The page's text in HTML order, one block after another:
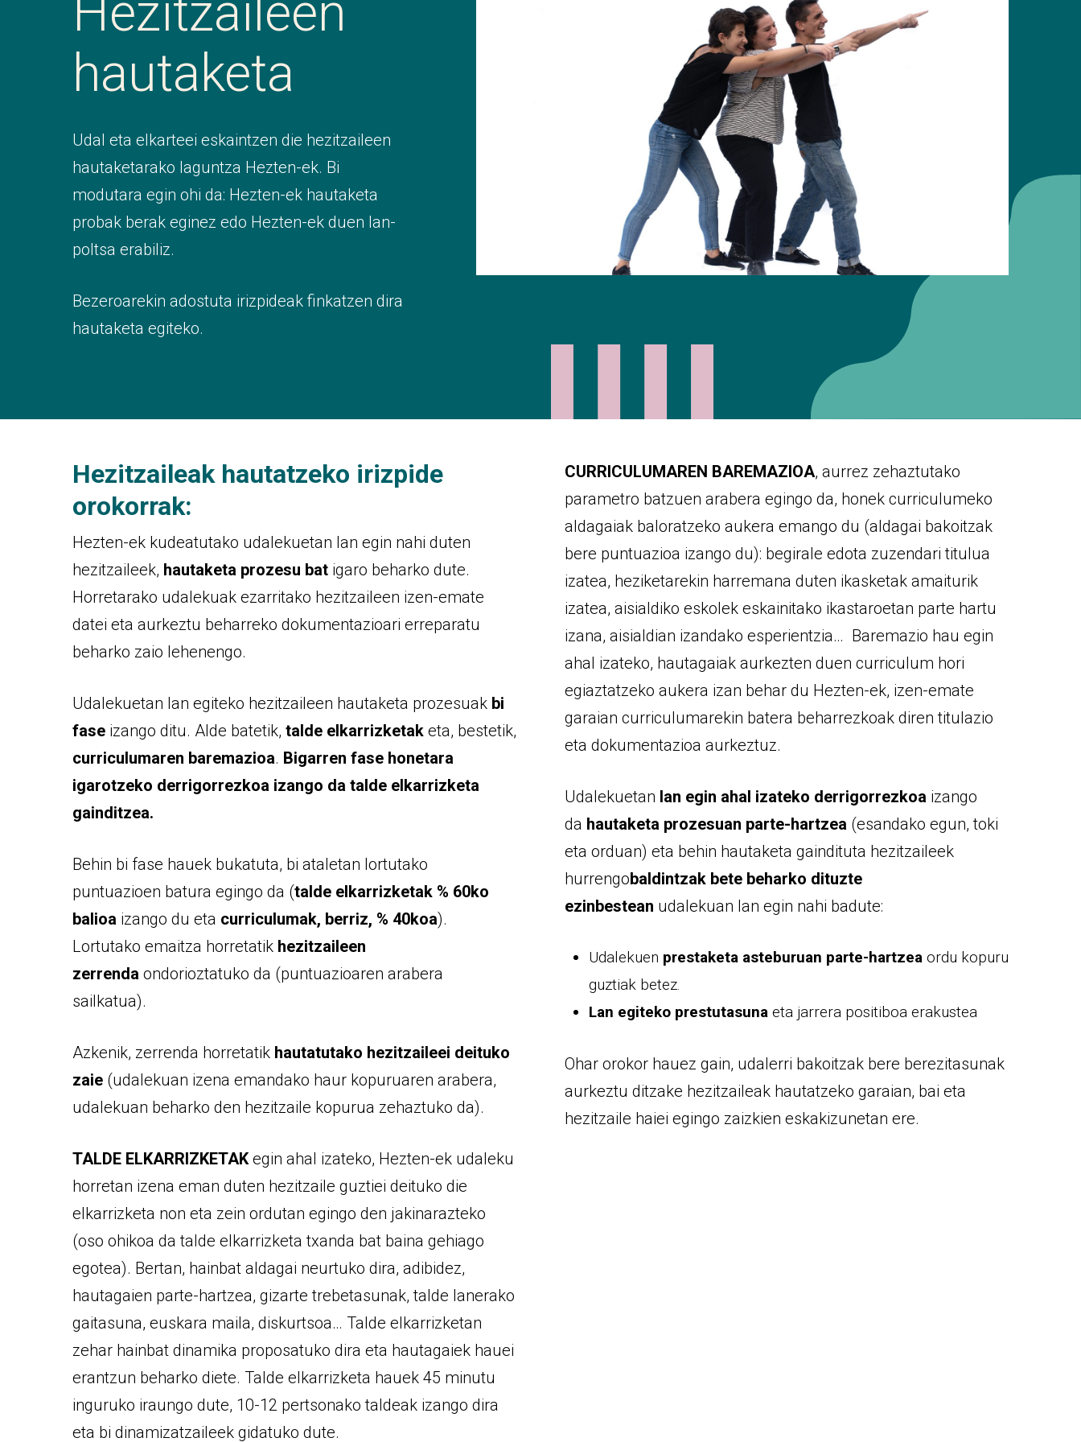
Hezitzaileen
hautaketa
Udal eta elkarteei eskaintzen die hezitzaileen
hautaketarako laguntza Hezten-ek. Bi
modutara egin ohi da: Hezten-ek hautaketa
probak berak eginez edo Hezten-ek duen lan-
poltsa erabiliz.
Bezeroarekin adostuta irizpideak finkatzen dira
hautaketa egiteko.
Hezitzaileak hautatzeko irizpide
orokorrak:
Hezten-ek kudeatutako udalekuetan lan egin nahi duten
hezitzaileek, hautaketa prozesu bat igaro beharko dute.
Horretarako udalekuak ezarritako hezitzaileen izen-emate
datei eta aurkeztu beharreko dokumentazioari erreparatu
beharko zaio lehenengo.
Udalekuetan lan egiteko hezitzaileen hautaketa prozesuak bi
fase izango ditu. Alde batetik, talde elkarrizketak eta, bestetik,
curriculumaren baremazioa. Bigarren fase honetara
igarotzeko derrigorrezkoa izango da talde elkarrizketa
gainditzea.
Behin bi fase hauek bukatuta, bi ataletan lortutako
puntuazioen batura egingo da (talde elkarrizketak % 60ko
balioa izango du eta curriculumak, berriz, % 40koa).
Lortutako emaitza horretatik hezitzaileen
zerrenda ondorioztatuko da (puntuazioaren arabera
sailkatua).
Azkenik, zerrenda horretatik hautatutako hezitzaileei deituko
zaie (udalekuan izena emandako haur kopuruaren arabera,
udalekuan beharko den hezitzaile kopurua zehaztuko da).
TALDE ELKARRIZKETAKegin ahal izateko, Hezten-ek udaleku
horretan izena eman duten hezitzaile guztiei deituko die
elkarrizketa non eta zein ordutan egingo den jakinarazteko
(oso ohikoa da talde elkarrizketa txanda bat baina gehiago
egotea). Bertan, hainbat aldagai neurtuko dira, adibidez,
hautagaien parte-hartzea, gizarte trebetasunak, talde lanerako
gaitasuna, euskara maila, diskurtsoa… Talde elkarrizketan
zehar hainbat dinamika proposatuko dira eta hautagaiek hauei
erantzun beharko diete. Talde elkarrizketa hauek 45 minutu
inguruko iraungo dute, 10-12 pertsonako taldeak izango dira
eta bi dinamizatzaileek gidatuko dute.
CURRICULUMAREN BAREMAZIOA, aurrez zehaztutako
parametro batzuen arabera egingo da, honek curriculumeko
aldagaiak baloratzeko aukera emango du (aldagai bakoitzak
bere puntuazioa izango du): begirale edota zuzendari titulua
izatea, heziketarekin harremana duten ikasketak amaiturik
izatea, aisialdiko eskolek eskainitako ikastaroetan parte hartu
izana, aisialdian izandako esperientzia… Baremazio hau egin
ahal izateko, hautagaiak aurkezten duen curriculum hori
egiaztatzeko aukera izan behar du Hezten-ek, izen-emate
garaian curriculumarekin batera beharrezkoak diren titulazio
eta dokumentazioa aurkeztuz.
Udalekuetan lan egin ahal izateko derrigorrezkoa izango
da hautaketa prozesuan parte-hartzea (esandako egun, toki
eta orduan) eta behin hautaketa gaindituta hezitzaileek
hurrengobaldintzak bete beharko dituzte
ezinbestean udalekuan lan egin nahi badute:
Udalekuen prestaketa asteburuan parte-hartzea ordu kopuru
guztiak betez.
Lan egiteko prestutasuna eta jarrera positiboa erakustea
Ohar orokor hauez gain, udalerri bakoitzak bere berezitasunak
aurkeztu ditzake hezitzaileak hautatzeko garaian, bai eta
hezitzaile haiei egingo zaizkien eskakizunetan ere.